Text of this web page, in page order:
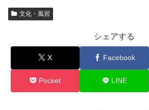
文化・風習
シェアする
X Facebook
Pocket LINE